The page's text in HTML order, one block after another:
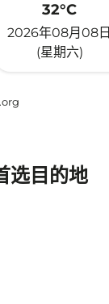
32°C
2026年08月08日
(星期六)
选目的地